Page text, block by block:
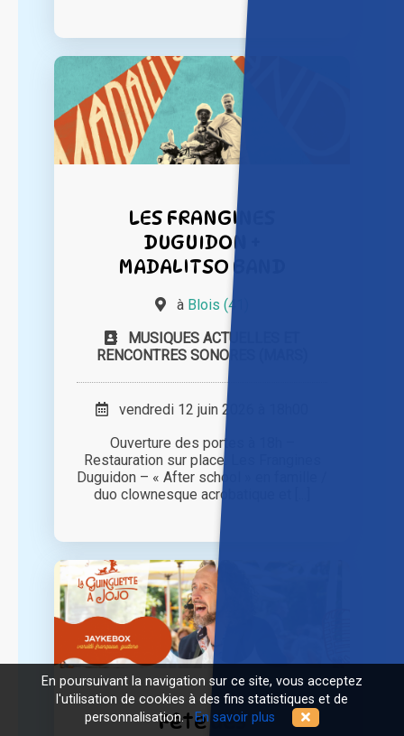
LES FRANGINES
DUGUIDON +
MADALITSO BAND
à Blois (41)
MUSIQUES ACTUELLES ET
RENCONTRES SONORES (MARS)
vendredi 12 juin 2026 à 18h00
Ouverture des portes à 18h –
Restauration sur place. Les Frangines
Duguidon – « After school » en famille /
duo clownesque acrobatique et [...]
Fête des
En poursuivant la navigation sur ce site, vous acceptez
l'utilisation de cookies à des fins statistiques et de
personnalisation.En savoir plus